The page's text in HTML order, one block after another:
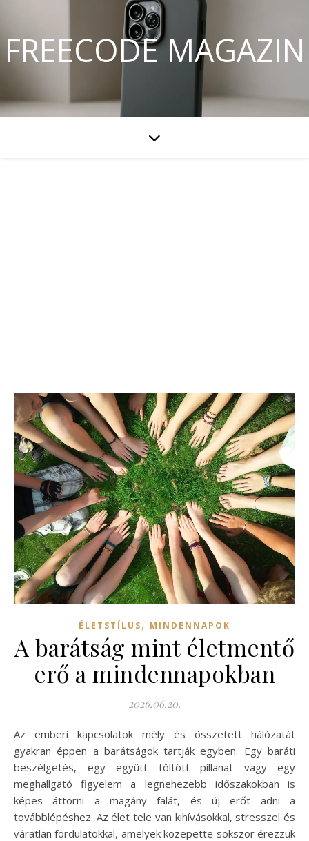
FREECODE MAGAZIN
ÉLETSTÍLUS, MINDENNAPOK
A barátság mint életmentő
erő a mindennapokban
2026.06.20.
Az emberi kapcsolatok mély és összetett hálózatát
gyakran éppen a barátságok tartják egyben. Egy baráti
beszélgetés, egy együtt töltött pillanat vagy egy
meghallgató figyelem a legnehezebb időszakokban is
képes áttörni a magány falát, és új erőt adni a
továbblépéshez. Az élet tele van kihívásokkal, stresszel és
váratlan fordulatokkal, amelyek közepette sokszor érezzük